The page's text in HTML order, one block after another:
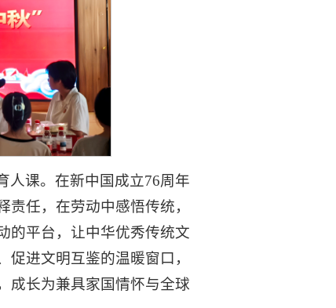
人课。在新中国成立76周年
任，在劳动中感悟传统，
的平台，让中华优秀传统文
进文明互鉴的温暖窗口，
成长为兼具家国情怀与全球